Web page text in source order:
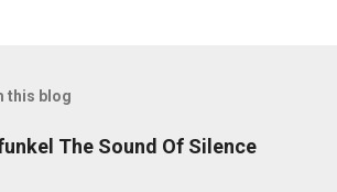
this blog
The Sound Of Silence